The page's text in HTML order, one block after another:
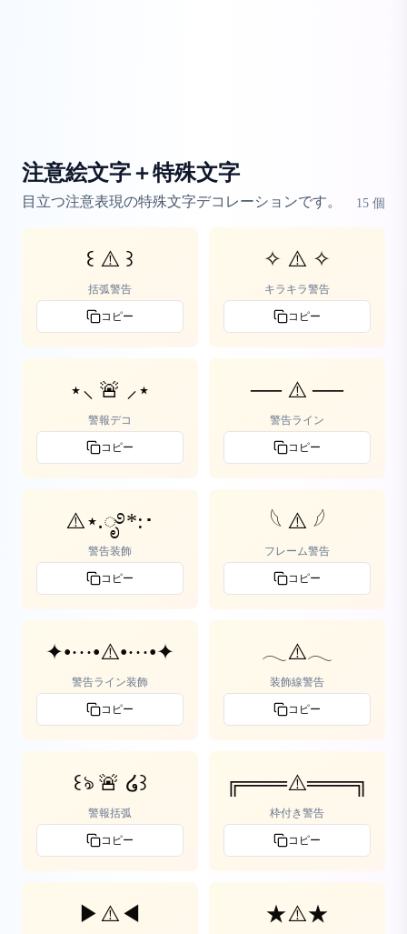
注意絵文字＋特殊文字
目立つ注意表現の特殊文字デコレーションです。 15 個
꒰ ⚠️ ꒱
括弧警告
コピー
✧ ⚠️ ✧
キラキラ警告
コピー
⋆⸜ 🚨 ⸝⋆
警報デコ
コピー
── ⚠️ ──
警告ライン
コピー
⚠️⋆.ೃ࿔*:･
警告装飾
コピー
𓆩 ⚠️ 𓆪
フレーム警告
コピー
✦•···•⚠️•···•✦
警告ライン装飾
コピー
𓂃⚠️𓂃
装飾線警告
コピー
꒰ঌ 🚨 ໒꒱
警報括弧
コピー
╔═══⚠️═══╗
枠付き警告
コピー
▶⚠️◀ ★⚠️★